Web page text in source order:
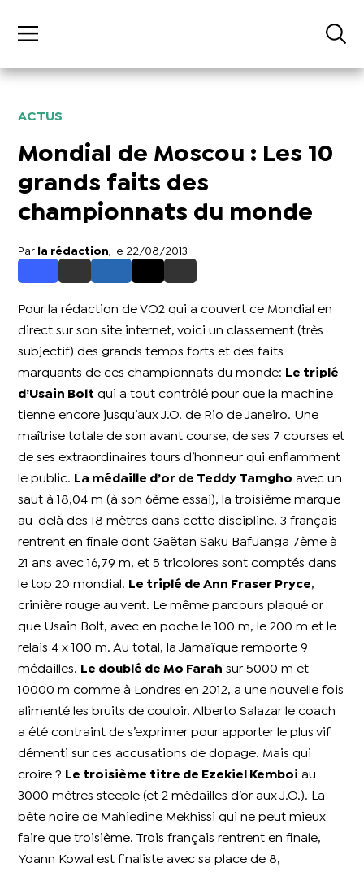
ACTUS
Mondial de Moscou : Les 10
grands faits des
championnats du monde
Par la rédaction , le 22/08/2013
Pour la rédaction de VO2 qui a couvert ce Mondial en
direct sur son site internet, voici un classement (très
subjectif) des grands temps forts et des faits
marquants de ces championnats du monde:
Le triplé
d’Usain Bolt qui a tout contrôlé pour que la machine
tienne encore jusqu’aux J.O. de Rio de Janeiro. Une
maîtrise totale de son avant course, de ses 7 courses et
de ses extraordinaires tours d’honneur qui enflamment
le public.
La médaille d’or de Teddy Tamgho avec un
saut à 18,04 m (à son 6ème essai), la troisième marque
au-delà des 18 mètres dans cette discipline. 3 français
rentrent en finale dont Gaëtan Saku Bafuanga 7ème à
21 ans avec 16,79 m, et 5 tricolores sont comptés dans
le top 20 mondial.
Le triplé de Ann Fraser Pryce,
crinière rouge au vent. Le même parcours plaqué or
que Usain Bolt, avec en poche le 100 m, le 200 m et le
relais 4 x 100 m. Au total, la Jamaïque remporte 9
médailles.
Le doublé de Mo Farah sur 5000 m et
10000 m comme à Londres en 2012, a une nouvelle fois
alimenté les bruits de couloir. Alberto Salazar le coach
a été contraint de s’exprimer pour apporter le plus vif
démenti sur ces accusations de dopage. Mais qui
croire ?
Le troisième titre de Ezekiel Kemboi au
3000 mètres steeple (et 2 médailles d’or aux J.O.). La
bête noire de Mahiedine Mekhissi qui ne peut mieux
faire que troisième. Trois français rentrent en finale,
Yoann Kowal est finaliste avec sa place de 8,